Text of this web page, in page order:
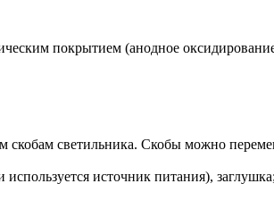
покрытием (анодное
светильника. Скобы можно
источник питания),